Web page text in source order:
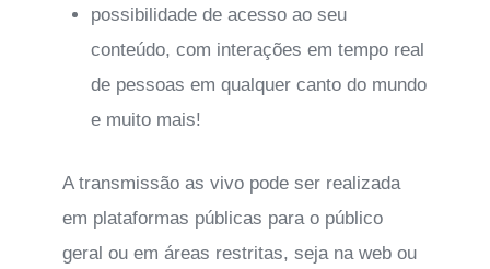
possibilidade de acesso ao seu
conteúdo, com interações em tempo real
de pessoas em qualquer canto do mundo
e muito mais!
A transmissão as vivo pode ser realizada
em plataformas públicas para o público
geral ou em áreas restritas, seja na web ou